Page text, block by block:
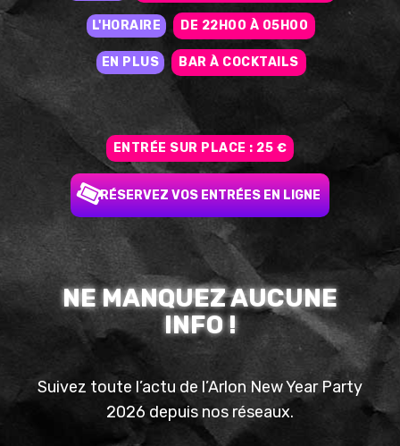
L'HORAIRE DE 22H00 À 05H00
EN PLUS BAR À COCKTAILS
ENTRÉE SUR PLACE : 25 €
RÉSERVEZ VOS ENTRÉES EN LIGNE
NE MANQUEZ AUCUNE
INFO !
Suivez toute l’actu de l’Arlon New Year Party
2026 depuis nos réseaux.